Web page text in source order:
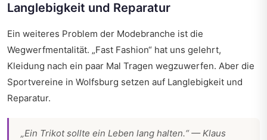
Langlebigkeit und Reparatur
Ein weiteres Problem der Modebranche ist die
Wegwerfmentalität. „Fast Fashion“ hat uns gelehrt,
Kleidung nach ein paar Mal Tragen wegzuwerfen. Aber die
Sportvereine in Wolfsburg setzen auf Langlebigkeit und
Reparatur.
„Ein Trikot sollte ein Leben lang halten.“ — Klaus